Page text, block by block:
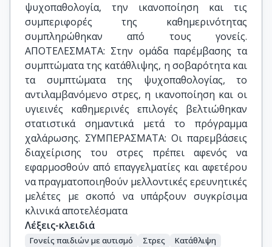
ψυχοπαθολογία, την ικανοποίηση και τις
συμπεριφορές της καθημερινότητας
συμπληρώθηκαν από τους γονείς.
ΑΠΟΤΕΛΕΣΜΑΤΑ: Στην ομάδα παρέμβασης τα
συμπτώματα της κατάθλιψης, η σοβαρότητα και
τα συμπτώματα της ψυχοπαθολογίας, το
αντιλαμβανόμενο στρες, η ικανοποίηση και οι
υγιεινές καθημερινές επιλογές βελτιώθηκαν
στατιστικά σημαντικά μετά το πρόγραμμα
χαλάρωσης. ΣΥΜΠΕΡΑΣΜΑΤΑ: Οι παρεμβάσεις
διαχείρισης του στρες πρέπει αφενός να
εφαρμοσθούν από επαγγελματίες και αφετέρου
να πραγματοποιηθούν μελλοντικές ερευνητικές
μελέτες με σκοπό να υπάρξουν συγκρίσιμα
κλινικά αποτελέσματα
Λέξεις-κλειδιά
Γονείς παιδιών με αυτισμό Στρες
Κατάθλιψη